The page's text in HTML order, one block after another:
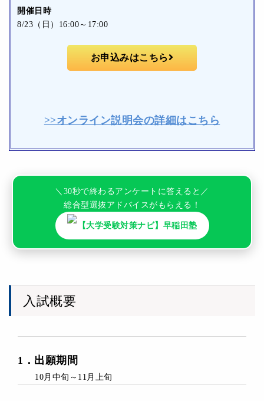
開催日時
8/23（日）16:00～17:00
お申込みはこちら
>>オンライン説明会の詳細はこちら
＼30秒で終わるアンケートに答えると／
総合型選抜アドバイスがもらえる！
【大学受験対策ナビ】早稲田塾
入試概要
1 ． 出願期間
10月中旬～11月上旬